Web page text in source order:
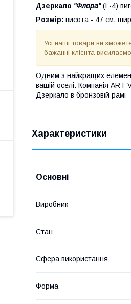
Дзеркало "Флора" (L-4)
Розмір: висота - 47 см,
Усі наші товари ви
бажанні клієнта
Одним з найкращих
вашій оселі. Компанія
Дзеркало в бронзовій
Характеристики
Основні
Виробник
Стан
Сфера використання
Форма